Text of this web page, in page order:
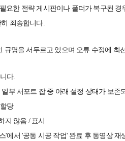
요한 전략 게시판이나 폴더가 복구된
죄송합니다.
규명을 서두르고 있으며 오류 수정에 최
다.
부 서포트 잡 중 아래 설정 상태가 보
당
지 않음 / 표시
'에서 '공동 시공 작업' 완료 후 동영상 재